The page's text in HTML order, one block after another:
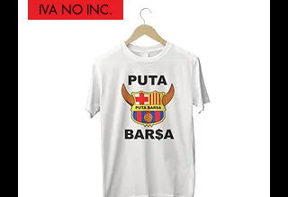
IVA NO INC.